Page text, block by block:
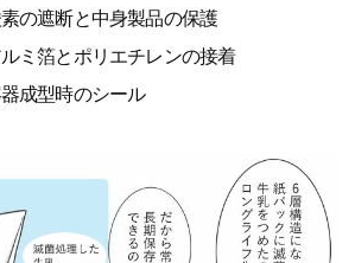
の遮断と中身製品の保護
ミ箔とポリエチレンの接着
成型時のシール